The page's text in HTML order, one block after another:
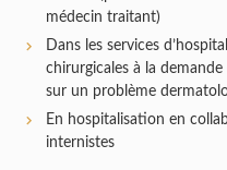
médecin traitant)
Dans les services
chirurgicales à la
sur un problème
En hospitalisation en
internistes